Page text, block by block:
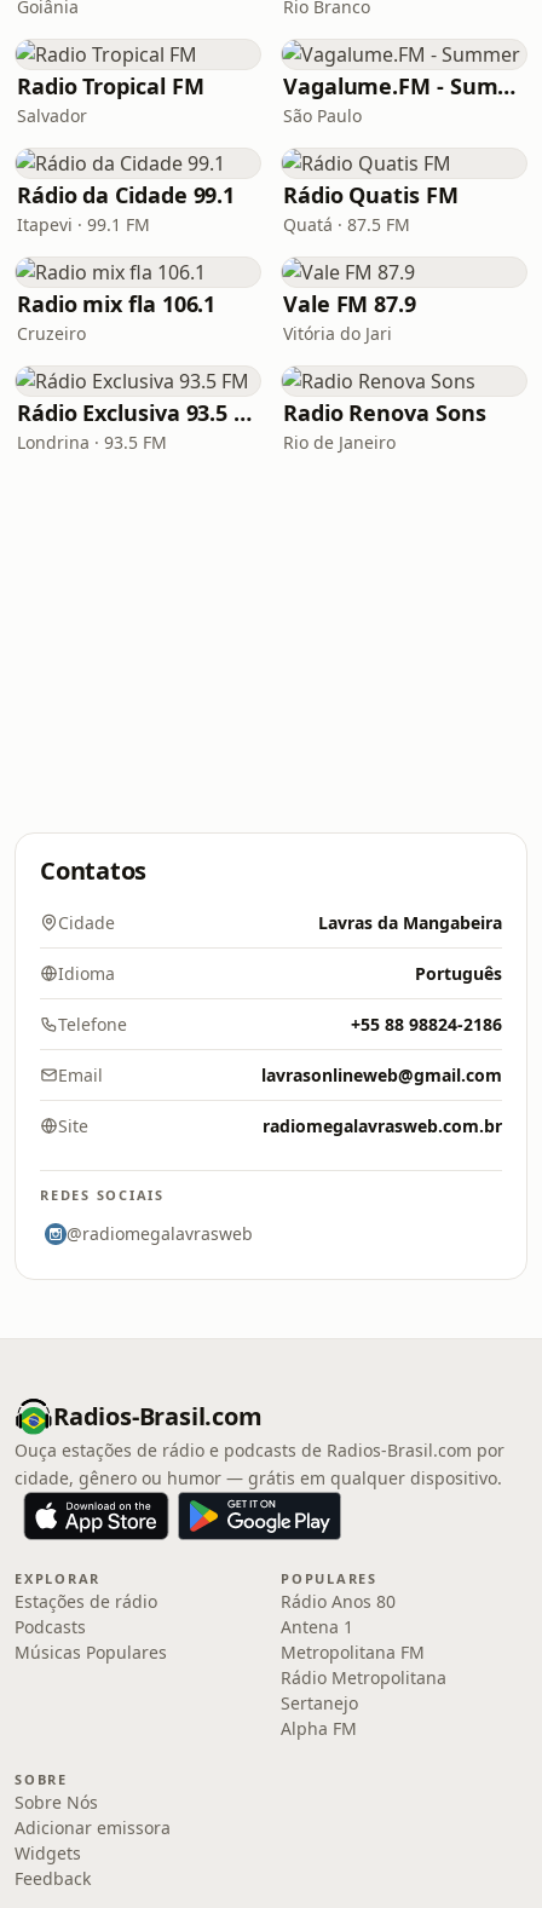
Goiânia Rio Branco
Radio Tropical FM
Salvador
Vagalume.FM - Summer
São Paulo
Rádio da Cidade 99.1
Itapevi · 99.1 FM
Rádio Quatis FM
Quatá · 87.5 FM
Radio mix fla 106.1
Cruzeiro
Vale FM 87.9
Vitória do Jari
Rádio Exclusiva 93.5 FM
Londrina · 93.5 FM
Radio Renova Sons
Rio de Janeiro
Contatos
Cidade Lavras da Mangabeira
Idioma Português
Telefone +55 88 98824-2186
Email lavrasonlineweb@gmail.com
Site radiomegalavrasweb.com.br
REDES SOCIAIS
@radiomegalavrasweb
Radios-Brasil.com
Ouça estações de rádio e podcasts de Radios-Brasil.com por
cidade, gênero ou humor — grátis em qualquer dispositivo.
EXPLORAR
Estações de rádio
Podcasts
Músicas Populares
POPULARES
Rádio Anos 80
Antena 1
Metropolitana FM
Rádio Metropolitana
Sertanejo
Alpha FM
SOBRE
Sobre Nós
Adicionar emissora
Widgets
Feedback